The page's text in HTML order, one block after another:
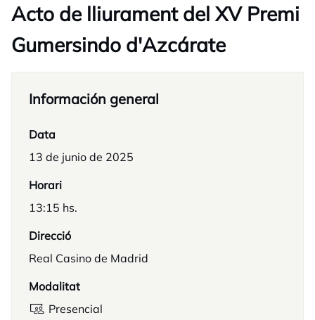
Acto de lliurament del XV Premi
Gumersindo d'Azcárate
Información general
Data
13 de junio de 2025
Horari
13:15 hs.
Direcció
Real Casino de Madrid
Modalitat
Presencial